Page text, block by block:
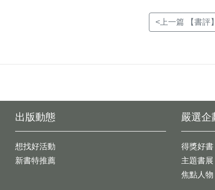
<上一篇 【書評
出版動態
想找好活動
新書特推薦
嚴選企
得獎好書
主題書展
焦點人物